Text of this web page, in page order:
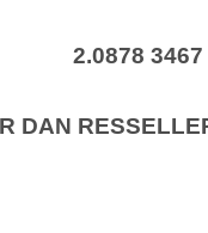
2.0878 3467
DAN